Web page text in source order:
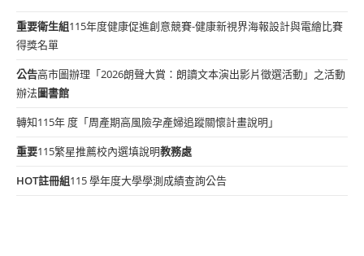
重要衛生組115年度健康促進創意競賽-健康新視界海報設計與電繪比賽
得獎名單
公告高市圖辦理「2026朗聲大賞：朗讀文本演出影片徵選活動」之活動
辦法圖書館
轉知115年 度「周產期高風險孕產婦追蹤關懷計畫說明」
重要115繁星推薦校內選填說明教務處
HOT註冊組115 學年度大學學測成績查詢公告